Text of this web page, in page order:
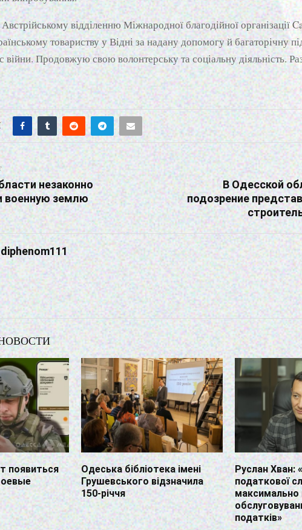
відділенню Міжнародної благодійної організації
товариству у Відні за надану допомогу й багаторічну
війни. Продовжую свою волонтерську та соціальну діяльність.
незаконно
военную землю
В Одесской
подозрение
diphenom111
появиться
Одеська бібліотека імені
Грушевського відзначила
150-річчя
Руслан Хван:
податкової
податків»